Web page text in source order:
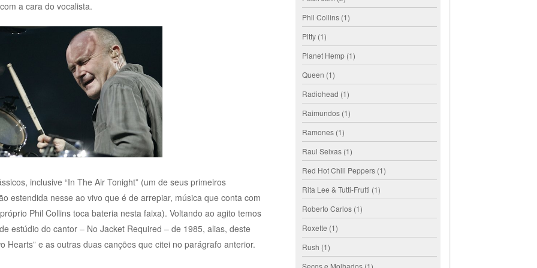
a cara do vocalista.
inclusive “In The Air Tonight” (um de seus primeiros
estendida nesse ao vivo que é de arrepiar, música que conta com
Phil Collins toca bateria nesta faixa). Voltando ao agito temos
estúdio do cantor – No Jacket Required – de 1985, alias, deste
Hearts” e as outras duas canções que citei no parágrafo anterior.
Phil Collins (1)
Pitty (1)
Planet Hemp (1)
Queen (1)
Radiohead (1)
Raimundos (1)
Ramones (1)
Raul Seixas (1)
Red Hot Chili Peppers (1)
Rita Lee & Tutti-Frutti (1)
Roberto Carlos (1)
Roxette (1)
Rush (1)
Secos e Molhados (1)